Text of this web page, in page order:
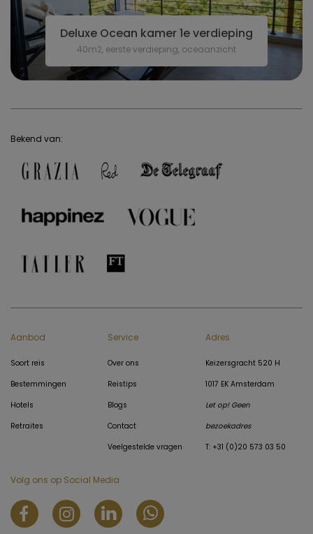
Deluxe Ocean kamer 1e verdieping
40m2, eerste verdieping, oceaanzicht
Bekend van:
Aanbod
Soort reis
Bestemmingen
Hotels
Retraites
Service
Over ons
Reistips
Blogs
Contact
Veelgestelde vragen
Adres
Keizersgracht 520 H
1017 EK Amsterdam
Let op! Geen
bezoekadres
T: +31 (0)20 573 03 50
Volg ons op Social Media